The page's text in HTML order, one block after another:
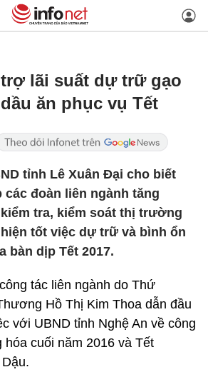
lãi suất dự trữ gạo
ăn phục vụ Tết
tỉnh Lê Xuân Đại cho biết
các đoàn liên ngành tăng
tra, kiểm soát thị trường
tốt việc dự trữ và bình ổn
bàn dịp Tết 2017.
tác liên ngành do Thứ
Hồ Thị Kim Thoa dẫn đầu
với UBND tỉnh Nghệ An về công
hóa cuối năm 2016 và Tết